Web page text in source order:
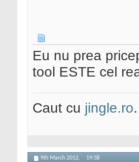
Eu nu prea
tool ESTE cel
Caut cu jingle.ro.
9th March 2012, 19:38